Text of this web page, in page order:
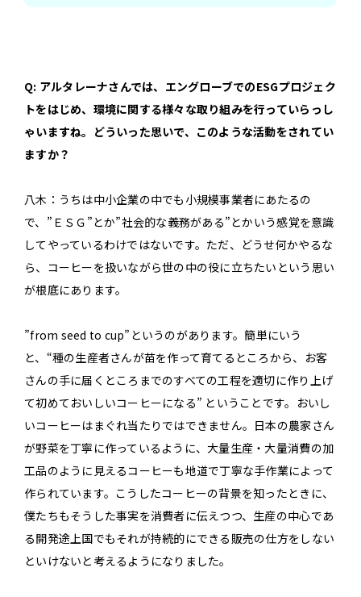
Q: アルタレーナさんでは、エングローブでのESGプロジェク
トをはじめ、環境に関する様々な取り組みを行っていらっし
ゃいますね。どういった思いで、このような活動をされてい
ますか？
八木：うちは中小企業の中でも小規模事業者にあたるの
で、”ＥＳＧ”とか”社会的な義務がある”とかいう感覚を意識
してやっているわけではないです。ただ、どうせ何かやるな
ら、コーヒーを扱いながら世の中の役に立ちたいという思い
が根底にあります。
”from seed to cup”というのがあります。簡単にいう
と、“種の生産者さんが苗を作って育てるところから、お客
さんの手に届くところまでのすべての工程を適切に作り上げ
て初めておいしいコーヒーになる” ということです。おいし
いコーヒーはまぐれ当たりではできません。日本の農家さん
が野菜を丁寧に作っているように、大量生産・大量消費の加
工品のように見えるコーヒーも地道で丁寧な手作業によって
作られています。こうしたコーヒーの背景を知ったときに、
僕たちもそうした事実を消費者に伝えつつ、生産の中心であ
る開発途上国でもそれが持続的にできる販売の仕方をしない
といけないと考えるようになりました。